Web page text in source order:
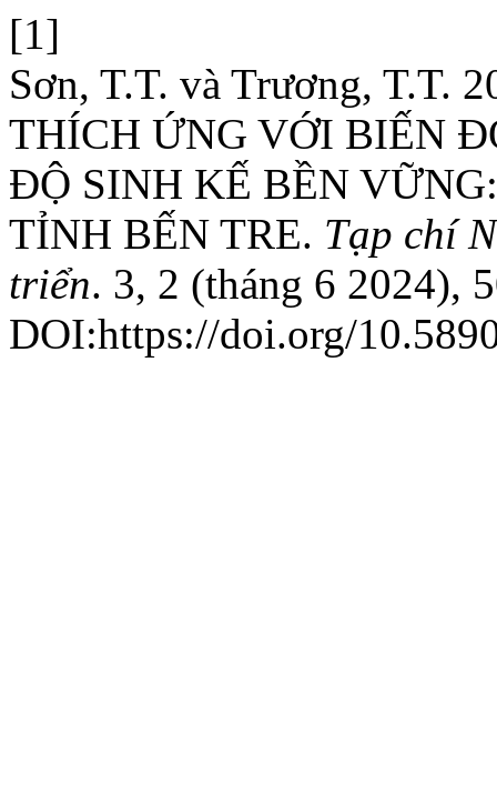
[1]
Sơn, T.T. và Trương, T.T.
THÍCH ỨNG VỚI BIẾN
ĐỘ SINH KẾ BỀN
TỈNH BẾN TRE. Tạp chí
triển. 3, 2 (tháng 6 2024),
DOI:https://doi.org/